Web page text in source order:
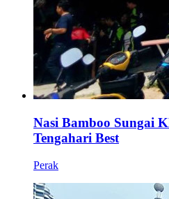
Nasi Bamboo Sungai
Tengahari Best
Perak